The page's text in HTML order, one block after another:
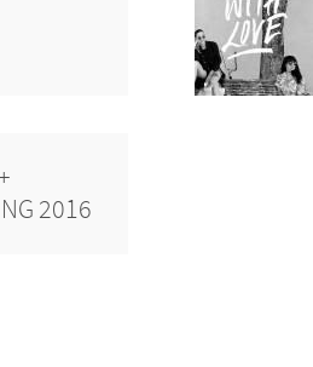
2016